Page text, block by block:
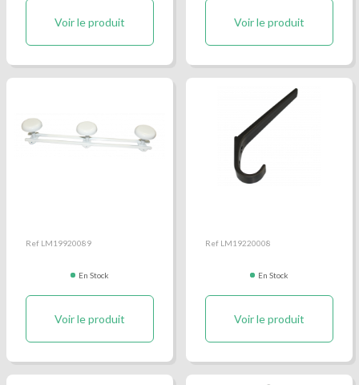
Voir le produit Voir le produit
Ref LM19920089
En Stock
Voir le produit
Ref LM19220008
En Stock
Voir le produit